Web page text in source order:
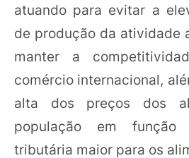
atuando para evitar a
de produção da atividade
manter a
comércio internacional,
alta dos preços dos
população em
tributária maior para os